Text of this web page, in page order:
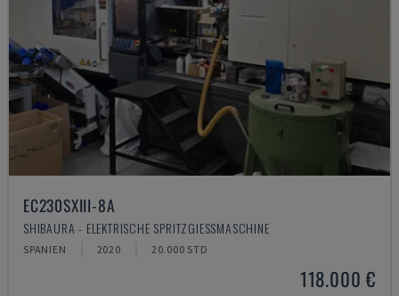
EC230SXIII-8A
SHIBAURA - ELEKTRISCHE SPRITZGIESSMASCHINE
SPANIEN 2020 20.000 STD
118.000 €